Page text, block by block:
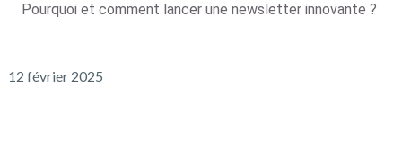
Pourquoi et comment lancer une newsletter innovante ?
12 février 2025